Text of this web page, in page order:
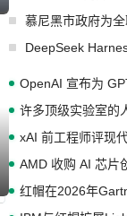
慕尼黑市政府为
OpenAI 宣布为
许多顶级实验室的
xAI 前工程师评现
红帽在2026年